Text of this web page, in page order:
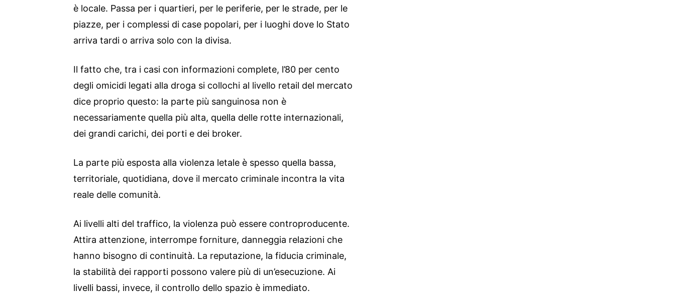
è locale. Passa per i quartieri, per le periferie, per le strade, per le
piazze, per i complessi di case popolari, per i luoghi dove lo Stato
arriva tardi o arriva solo con la divisa.
Il fatto che, tra i casi con informazioni complete, l’80 per cento
degli omicidi legati alla droga si collochi al livello retail del mercato
dice proprio questo: la parte più sanguinosa non è
necessariamente quella più alta, quella delle rotte internazionali,
dei grandi carichi, dei porti e dei broker.
La parte più esposta alla violenza letale è spesso quella bassa,
territoriale, quotidiana, dove il mercato criminale incontra la vita
reale delle comunità.
Ai livelli alti del traffico, la violenza può essere controproducente.
Attira attenzione, interrompe forniture, danneggia relazioni che
hanno bisogno di continuità. La reputazione, la fiducia criminale,
la stabilità dei rapporti possono valere più di un’esecuzione. Ai
livelli bassi, invece, il controllo dello spazio è immediato.